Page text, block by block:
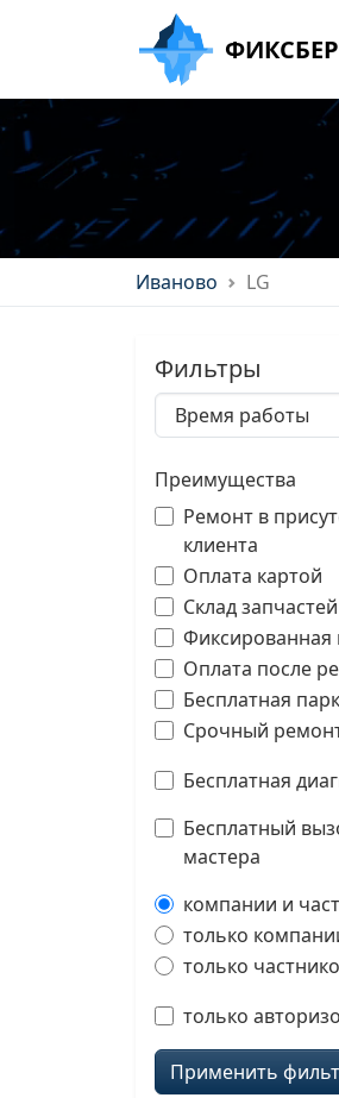
Иваново LG
Фильтры
Преимущества
Ремонт в
клиента
Оплата картой
Склад запчастей
Фиксированная
Оплата после
Бесплатная
Срочный
Бесплатная
Бесплатный
мастера
компании и
только
только
только
Применить